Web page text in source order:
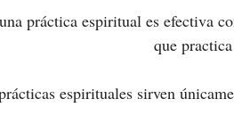
práctica espiritual es efectiva
que
espirituales sirven